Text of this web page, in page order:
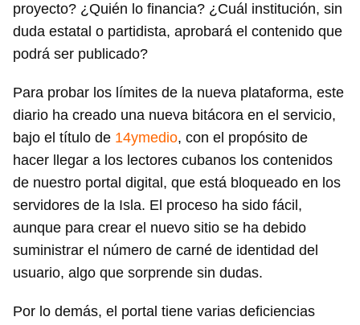
proyecto? ¿Quién lo financia? ¿Cuál institución, sin
duda estatal o partidista, aprobará el contenido que
podrá ser publicado?
Para probar los límites de la nueva plataforma, este
diario ha creado una nueva bitácora en el servicio,
bajo el título de 14ymedio, con el propósito de
hacer llegar a los lectores cubanos los contenidos
de nuestro portal digital, que está bloqueado en los
servidores de la Isla. El proceso ha sido fácil,
aunque para crear el nuevo sitio se ha debido
suministrar el número de carné de identidad del
usuario, algo que sorprende sin dudas.
Por lo demás, el portal tiene varias deficiencias